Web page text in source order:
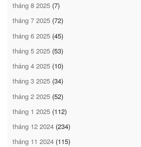
tháng 8 2025 (7)
tháng 7 2025 (72)
tháng 6 2025 (45)
tháng 5 2025 (53)
tháng 4 2025 (10)
tháng 3 2025 (34)
tháng 2 2025 (52)
tháng 1 2025 (112)
tháng 12 2024 (234)
tháng 11 2024 (115)